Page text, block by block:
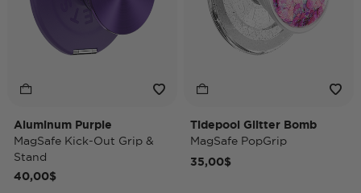
Aluminum Purple
MagSafe Kick-Out Grip &
Stand
40,00$
Tidepool Glitter Bomb
MagSafe PopGrip
35,00$